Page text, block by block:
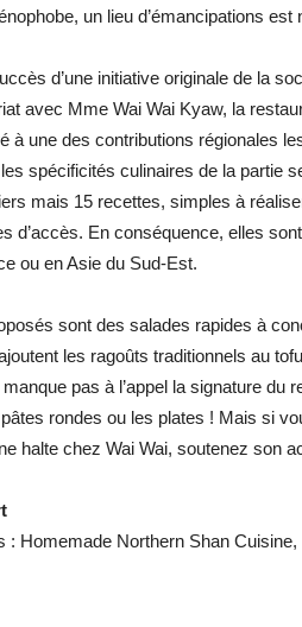
un lieu d’émancipations est
d’une initiative originale de la
avec Mme Wai Wai Kyaw, la
à une des contributions régionales
spécificités culinaires de la partie
mais 15 recettes, simples à
d’accès. En conséquence, elles
ou en Asie du Sud-Est.
sont des salades rapides à
les ragoûts traditionnels au
pas à l’appel la signature du
rondes ou les plates ! Mais si
halte chez Wai Wai, soutenez son
: Homemade Northern Shan Cuisine,